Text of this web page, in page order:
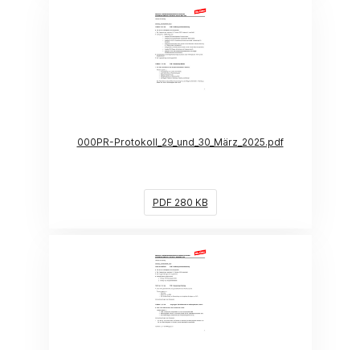
000PR-Protokoll_29_und_30_März_2025.pdf
(Link öffnet ein neues Fenster)
PDF 280 KB
(Link öffnet ein neues Fenster)